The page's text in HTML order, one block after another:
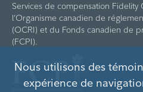
Services de compensation
l’Organisme canadien de
(OCRI) et du Fonds canadien de
(FCPI).
Nous utilisons des
expérience de